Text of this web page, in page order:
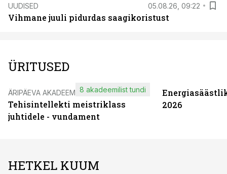
UUDISED 05.08.26, 09:22
Vihmane juuli pidurdas saagikoristust
ÜRITUSED
ÄRIPÄEVA AKADEEMIA
Tehisintellekti meistriklass
juhtidele - vundament
8 akadeemilist tundi
2026
HETKEL KUUM